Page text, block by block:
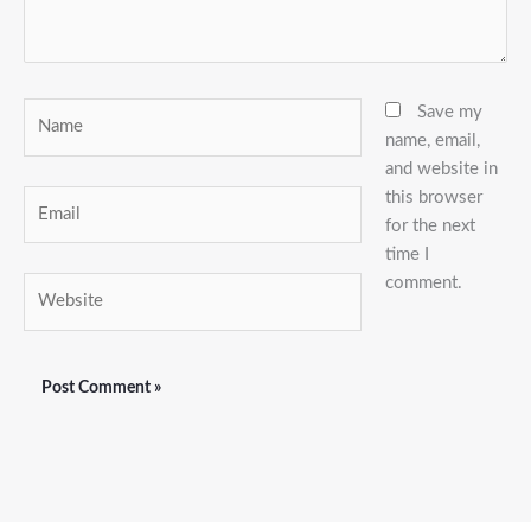
Save my
name, email,
and website in
this browser
for the next
time I
comment.